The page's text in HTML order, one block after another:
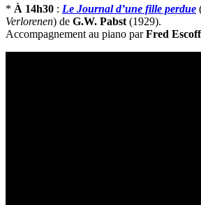
* À 14h30 : Le Journal d’une fille perdue
Verlorenen) de G.W. Pabst (1929).
Accompagnement au piano parFred